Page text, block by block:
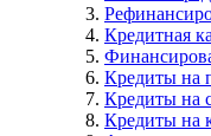
Кредитная
Кредиты на
Кредиты на
Кредиты на